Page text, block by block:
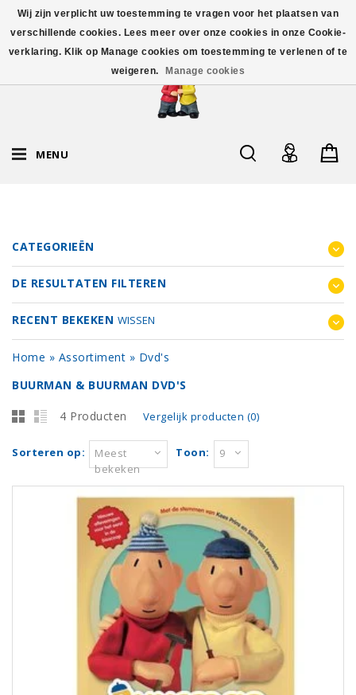
MENU
CATEGORIEËN
DE RESULTATEN FILTEREN
RECENT BEKEKEN WISSEN
Home » Assortiment » Dvd's
BUURMAN & BUURMAN DVD'S
4 Producten Vergelijk producten (0)
Sorteren op:
Meest
bekeken
Toon: 9
Wij zijn verplicht uw toestemming te vragen voor het plaatsen van
verschillende cookies. Lees meer over onze cookies in onze Cookie-
verklaring. Klik op Manage cookies om toestemming te verlenen of te
weigeren.
Manage cookies